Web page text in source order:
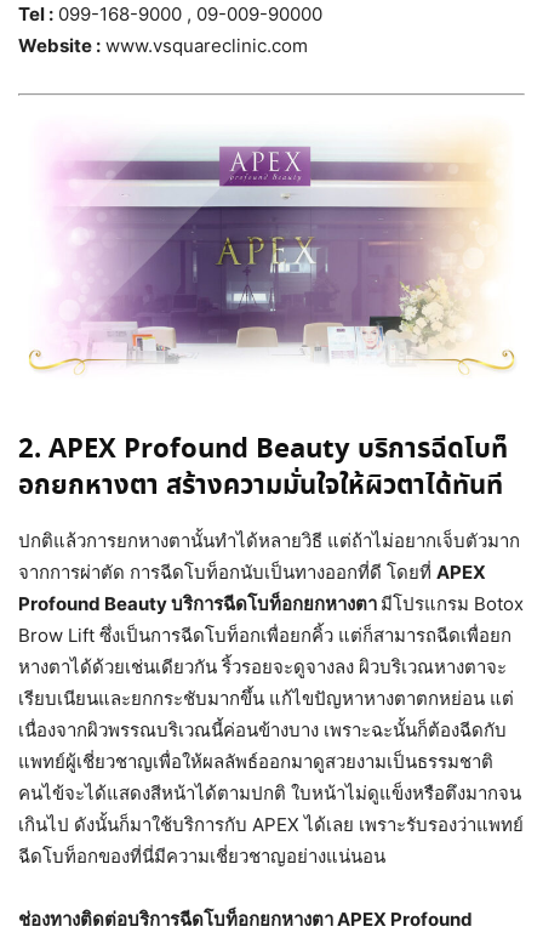
Tel : 099-168-9000 , 09-009-90000
Website : www.vsquareclinic.com
2. APEX Profound Beauty บริการฉีดโบท็
อกยกหางตา สร้างความมั่นใจให้ผิวตาได้ทันที
ปกติแล้วการยกหางตานั้นทำได้หลายวิธี แต่ถ้าไม่อยากเจ็บตัวมาก
จากการผ่าตัด การฉีดโบท็อกนับเป็นทางออกที่ดี โดยที่ APEX
Profound Beauty บริการฉีดโบท็อกยกหางตา มีโปรแกรม Botox
Brow Lift ซึ่งเป็นการฉีดโบท็อกเพื่อยกคิ้ว แต่ก็สามารถฉีดเพื่อยก
หางตาได้ด้วยเช่นเดียวกัน ริ้วรอยจะดูจางลง ผิวบริเวณหางตาจะ
เรียบเนียนและยกกระชับมากขึ้น แก้ไขปัญหาหางตาตกหย่อน แต่
เนื่องจากผิวพรรณบริเวณนี้ค่อนข้างบาง เพราะฉะนั้นก็ต้องฉีดกับ
แพทย์ผู้เชี่ยวชาญเพื่อให้ผลลัพธ์ออกมาดูสวยงามเป็นธรรมชาติ
คนไข้จะได้แสดงสีหน้าได้ตามปกติ ใบหน้าไม่ดูแข็งหรือตึงมากจน
เกินไป ดังนั้นก็มาใช้บริการกับ APEX ได้เลย เพราะรับรองว่าแพทย์
ฉีดโบท็อกของที่นี่มีความเชี่ยวชาญอย่างแน่นอน
ช่องทางติดต่อบริการฉีดโบท็อกยกหางตา APEX Profound